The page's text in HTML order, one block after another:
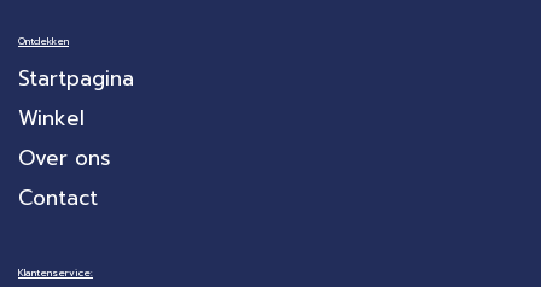
Ontdekken
Startpagina
Winkel
Over ons
Contact
Klantenservice: